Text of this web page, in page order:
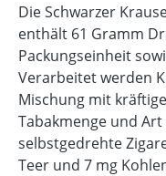
Die Schwarzer
enthält 61 Gramm
Packungseinheit
Verarbeitet werden
Mischung mit
Tabakmenge und
selbstgedrehte
Teer und 7 mg